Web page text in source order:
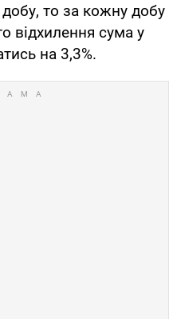
то за кожну добу
відхилення сума у
на 3,3%.